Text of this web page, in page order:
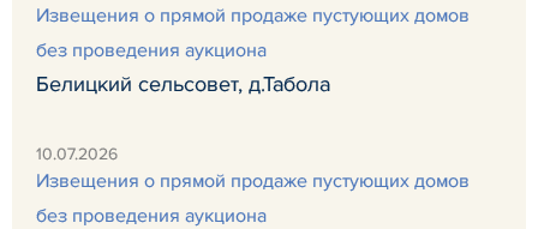
Извещения о прямой продаже пустующих домов
без проведения аукциона
Белицкий сельсовет, д.Табола
10.07.2026
Извещения о прямой продаже пустующих домов
без проведения аукциона